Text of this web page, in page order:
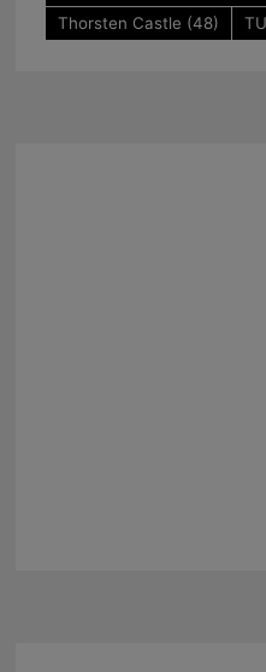
Thorsten Castle (48)